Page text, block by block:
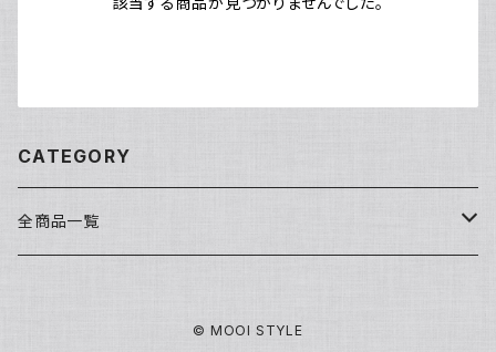
CATEGORY
全商品一覧
© MOOI STYLE